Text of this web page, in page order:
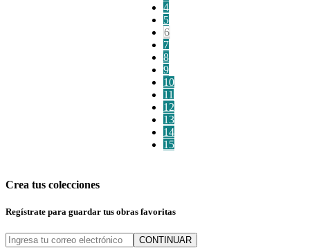
4
5
6
7
8
9
10
11
12
13
14
15
Crea tus colecciones
Regístrate para guardar tus obras favoritas
CONTINUAR